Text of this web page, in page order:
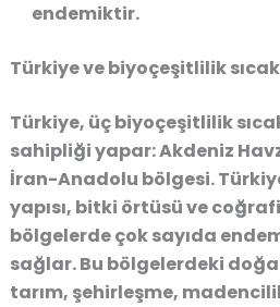
endemiktir.
Türkiye ve biyoçeşitlilik
Türkiye, üç biyoçeşitlilik
sahipliği yapar:Akdeniz
İran-Anadolu bölgesi.
yapısı, bitki örtüsü ve
bölgelerde çok sayıda
sağlar. Bu bölgelerdeki
tarım, şehirleşme,